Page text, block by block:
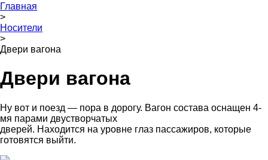
Главная
>
Носители
>
Двери вагона
Двери вагона
Ну вот и поезд — пора в дорогу. Вагон состава оснащен 4-
мя парами двустворчатых
дверей. Находится на уровне глаз пассажиров, которые
готовятся выйти.